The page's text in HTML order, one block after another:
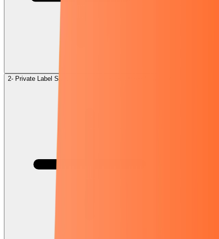
2- Private Label Satış: Başlangıç ve İleri Düzey Stratejiler